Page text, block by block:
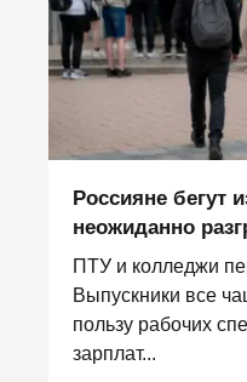
Россияне бегут
неожиданно
ПТУ и колледжи
Выпускники все
пользу рабочих
зарплат...